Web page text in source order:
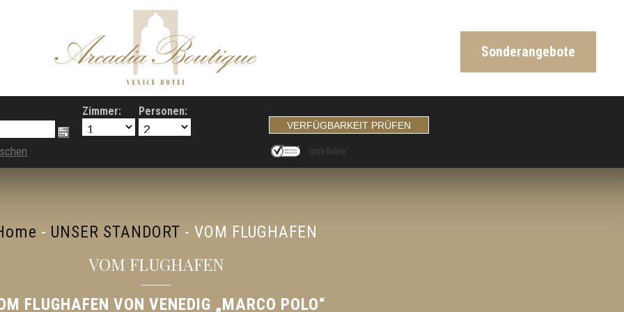
Sonderangebote
Zimmer: Personen:
- UNSER STANDORT - VOM FLUGHAFEN
VOM FLUGHAFEN
FLUGHAFEN VON VENEDIG „MARCO POLO“